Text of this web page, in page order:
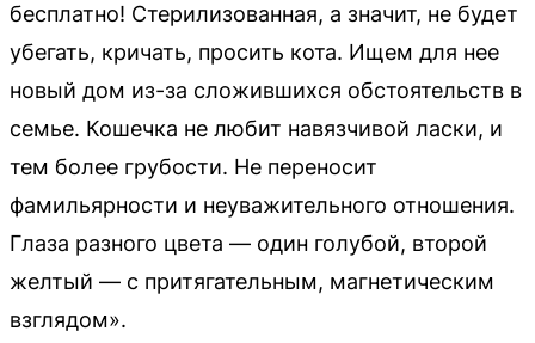
бесплатно! Стерилизованная, а значит, не будет
убегать, кричать, просить кота. Ищем для нее
новый дом из-за сложившихся обстоятельств в
семье. Кошечка не любит навязчивой ласки, и
тем более грубости. Не переносит
фамильярности и неуважительного отношения.
Глаза разного цвета — один голубой, второй
желтый — с притягательным, магнетическим
взглядом».